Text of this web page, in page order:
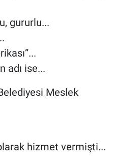
gururlu...
adı ise...
Meslek
hizmet vermişti...